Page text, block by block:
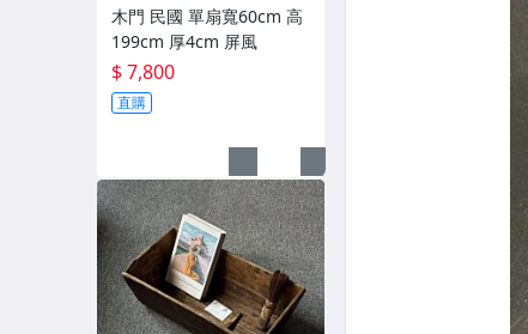
木門 民國 單扇寬60cm 高
199cm 厚4cm 屏風
$ 7,800
直購